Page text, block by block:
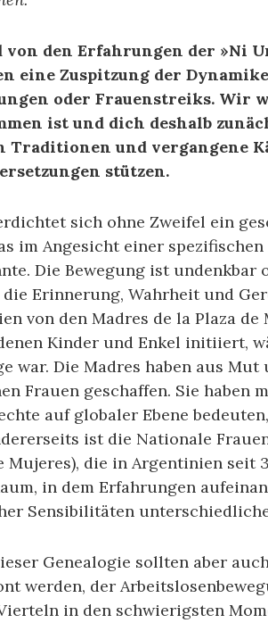
von den Erfahrungen der »Ni
eine Zuspitzung der
oder Frauenstreiks. Wir
ist und dich deshalb
Traditionen und vergangene
stützen.
sich ohne Zweifel ein
im Angesicht einer
Die Bewegung ist undenkbar
die Erinnerung, Wahrheit und
von den Madres de la Plaza de
Kinder und Enkel initiiert,
war. Die Madres haben aus
Frauen geschaffen. Sie haben
auf globaler Ebene
ist die Nationale
Mujeres), die in Argentinien seit
in dem Erfahrungen
Sensibilitäten
Genealogie sollten aber
werden, der
in den schwierigsten